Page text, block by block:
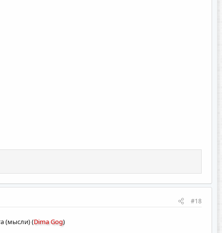
#18
(мысли) (Dima Gog)